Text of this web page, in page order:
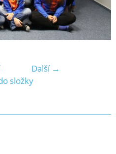
Další →
složky